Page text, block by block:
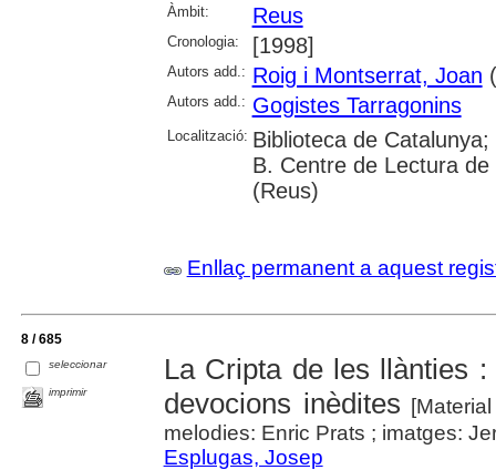
Àmbit:
Reus
Cronologia: [1998]
Autors add.: Roig i Montserrat, Joan
Autors add.: Gogistes Tarragonins
Localització: Biblioteca de
B. Centre de Lectura
(Reus)
Enllaç permanent a aquest
8 / 685
seleccionar
imprimir
La Cripta de les llànties
devocions inèdites
melodies: Enric Prats ; imatges:
Esplugas, Josep